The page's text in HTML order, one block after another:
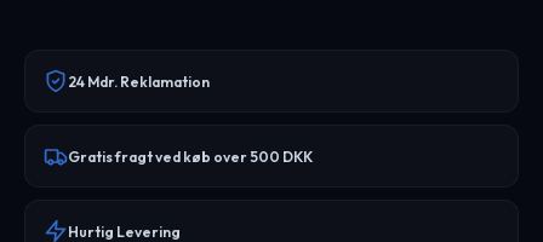
24 Mdr. Reklamation
Gratis fragt ved køb over 500 DKK
Hurtig Levering